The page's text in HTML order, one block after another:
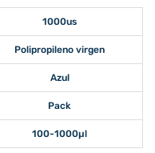
1000us
Polipropileno virgen
Azul
Pack
100-1000µl